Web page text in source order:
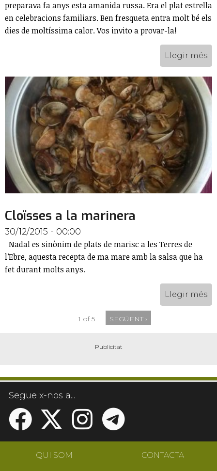
preparava fa anys esta amanida russa. Era el plat estrella
en celebracions familiars. Ben fresqueta entra molt bé els
dies de moltíssima calor. Vos invito a provar-la!
Llegir més
Cloïsses a la marinera
30/12/2015 - 00:00
Nadal es sinònim de plats de marisc a les Terres de
l’Ebre, aquesta recepta de ma mare amb la salsa que ha
fet durant molts anys.
Llegir més
1 of 5 SEGÜENT ›
Segueix-nos a...
QUI SOM CONTACTA